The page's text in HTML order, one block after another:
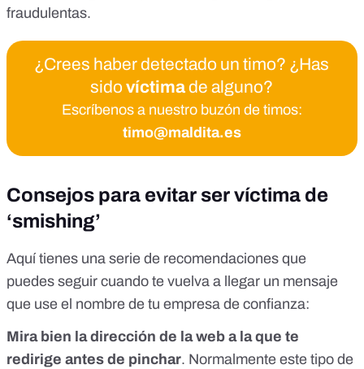
fraudulentas.
¿Crees haber detectado un timo? ¿Has
sidovíctimade alguno?
Escríbenos a nuestro buzón de timos:
timo@maldita.es
Consejos para evitar ser víctima de
‘smishing’
Aquí tienes una serie de recomendaciones que
puedes seguir cuando te vuelva a llegar un mensaje
que use el nombre de tu empresa de confianza:
Mira bien la dirección de la web a la que te
redirige antes de pinchar. Normalmente este tipo de